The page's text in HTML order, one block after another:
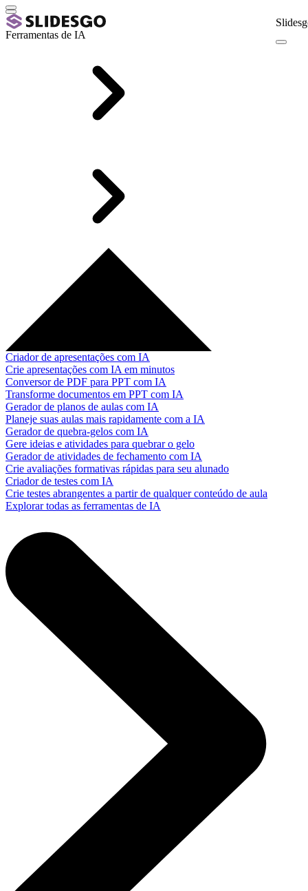
Ferramentas de IA
Criador de apresentações com IA
Crie apresentações com IA em minutos
Conversor de PDF para PPT com IA
Transforme documentos em PPT com IA
Gerador de planos de aulas com IA
Planeje suas aulas mais rapidamente com a IA
Gerador de quebra-gelos com IA
Gere ideias e atividades para quebrar o gelo
Gerador de atividades de fechamento com IA
Crie avaliações formativas rápidas para seu alunado
Criador de testes com IA
Crie testes abrangentes a partir de qualquer conteúdo de aula
Explorar todas as ferramentas de IA